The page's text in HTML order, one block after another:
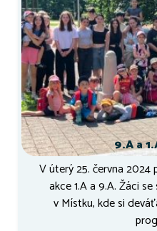
9.A a
V úterý 25. června 2024
akce 1.A a 9.A. Žáci
v Místku, kde si